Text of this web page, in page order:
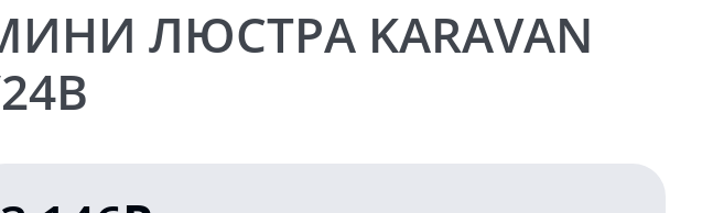
ЛЮСТРА KARAVAN